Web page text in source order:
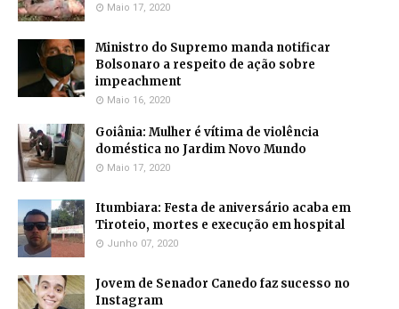
Maio 17, 2020
Ministro do Supremo manda notificar
Bolsonaro a respeito de ação sobre
impeachment
Maio 16, 2020
Goiânia: Mulher é vítima de violência
doméstica no Jardim Novo Mundo
Maio 17, 2020
Itumbiara: Festa de aniversário acaba em
Tiroteio, mortes e execução em hospital
Junho 07, 2020
Jovem de Senador Canedo faz sucesso no
Instagram